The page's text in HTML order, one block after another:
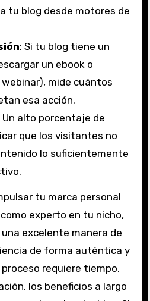
tu blog desde motores de
: Si tu blog tiene un
un ebook o
mide cuántos
esa acción.
Un alto porcentaje de
que los visitantes no
lo suficientemente
tu marca personal
experto en tu nicho,
excelente manera de
de forma auténtica y
requiere tiempo,
los beneficios a largo